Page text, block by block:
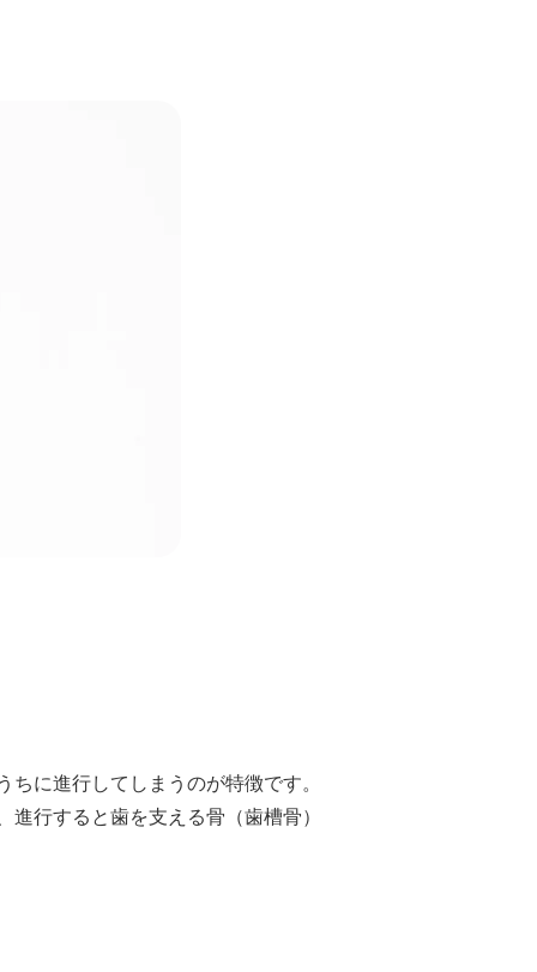
に進行してしまうのが特徴です。
行すると歯を支える骨（歯槽骨）